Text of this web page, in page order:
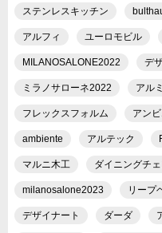
ステンレスキッチン
アルフィ ユーロモビル
MILANOSALONE2022 デ
ミラノサローネ2022 アル
フレックスフォルム アン
ambiente アルテック
マルニ木工 ダイニングチ
milanosalone2023 リープ
デザイナート ダーダ